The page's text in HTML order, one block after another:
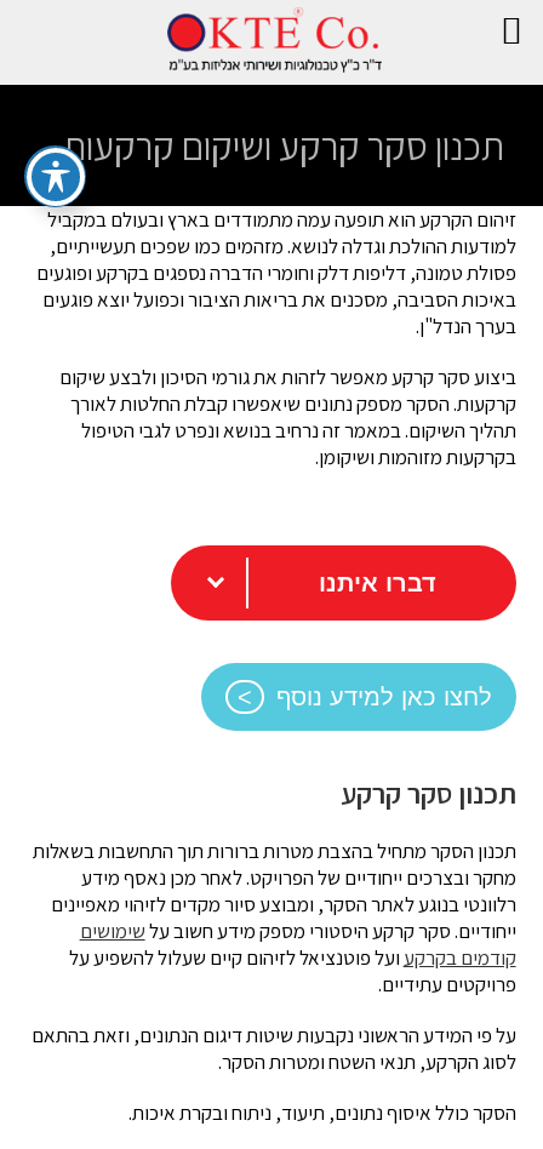
תכנון סקר קרקע ושיקום קרקעות
זיהום הקרקע הוא תופעה עמה מתמודדים בארץ ובעולם במקביל
למודעות ההולכת וגדלה לנושא. מזהמים כמו שפכים תעשייתיים,
פסולת טמונה, דליפות דלק וחומרי הדברה נספגים בקרקע ופוגעים
באיכות הסביבה, מסכנים את בריאות הציבור וכפועל יוצא פוגעים
בערך הנדל"ן.
ביצוע סקר קרקע מאפשר לזהות את גורמי הסיכון ולבצע שיקום
קרקעות. הסקר מספק נתונים שיאפשרו קבלת החלטות לאורך
תהליך השיקום. במאמר זה נרחיב בנושא ונפרט לגבי הטיפול
בקרקעות מזוהמות ושיקומן.
דברו איתנו
לחצו כאן למידע נוסף
תכנון סקר קרקע
תכנון הסקר מתחיל בהצבת מטרות ברורות תוך התחשבות בשאלות
מחקר ובצרכים ייחודיים של הפרויקט. לאחר מכן נאסף מידע
רלוונטי בנוגע לאתר הסקר, ומבוצע סיור מקדים לזיהוי מאפיינים
ייחודיים. סקר קרקע היסטורי מספק מידע חשוב עלשימושים
קודמים בקרקע ועל פוטנציאל לזיהום קיים שעלול להשפיע על
פרויקטים עתידיים.
על פי המידע הראשוני נקבעות שיטות דיגום הנתונים, וזאת בהתאם
לסוג הקרקע, תנאי השטח ומטרות הסקר.
הסקר כולל איסוף נתונים, תיעוד, ניתוח ובקרת איכות.